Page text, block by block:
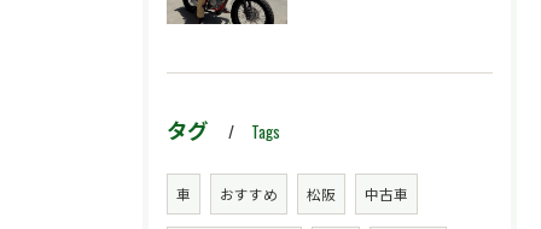
タグ Tags
車 おすすめ 松阪 中古車